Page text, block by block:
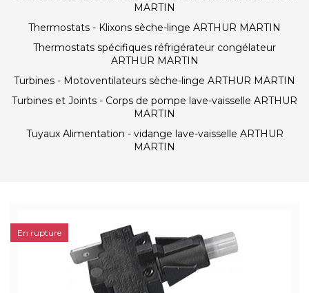
MARTIN
Thermostats - Klixons sèche-linge ARTHUR MARTIN
Thermostats spécifiques réfrigérateur congélateur
ARTHUR MARTIN
Turbines - Motoventilateurs sèche-linge ARTHUR MARTIN
Turbines et Joints - Corps de pompe lave-vaisselle ARTHUR
MARTIN
Tuyaux Alimentation - vidange lave-vaisselle ARTHUR
MARTIN
En rupture